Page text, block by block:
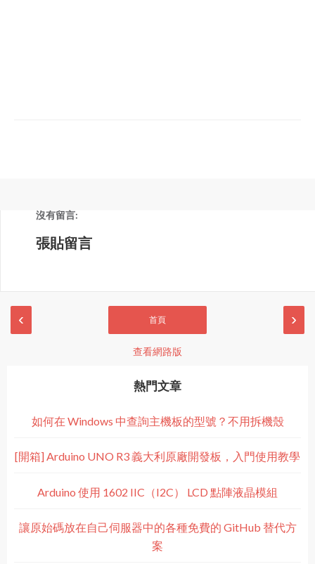
沒有留言:
張貼留言
‹ ›
首頁
查看網路版
熱門文章
如何在 Windows 中查詢主機板的型號？不用拆機殼
[開箱] Arduino UNO R3 義大利原廠開發板，入門使用教學
Arduino 使用 1602 IIC（I2C） LCD 點陣液晶模組
讓原始碼放在自己伺服器中的各種免費的 GitHub 替代方
案